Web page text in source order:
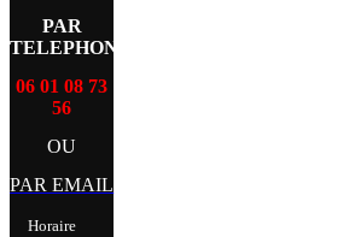
PAR
TELEPHONE
06 01 08 73
56
OU
PAR EMAIL
Horaire